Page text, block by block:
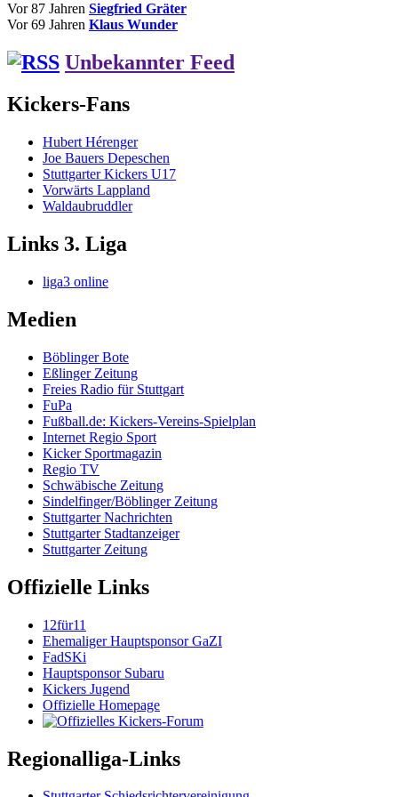
Vor 87 Jahren Siegfried Gräter
Vor 69 Jahren Klaus Wunder
Unbekannter Feed
Kickers-Fans
Hubert Hérenger
Joe Bauers Depeschen
Stuttgarter Kickers U17
Vorwärts Lappland
Waldaubruddler
Links 3. Liga
liga3 online
Medien
Böblinger Bote
Eßlinger Zeitung
Freies Radio für Stuttgart
FuPa
Fußball.de: Kickers-Vereins-Spielplan
Internet Regio Sport
Kicker Sportmagazin
Regio TV
Schwäbische Zeitung
Sindelfinger/Böblinger Zeitung
Stuttgarter Nachrichten
Stuttgarter Stadtanzeiger
Stuttgarter Zeitung
Offizielle Links
12für11
Ehemaliger Hauptsponsor GaZI
FadSKi
Hauptsponsor Subaru
Kickers Jugend
Offizielle Homepage
Regionalliga-Links